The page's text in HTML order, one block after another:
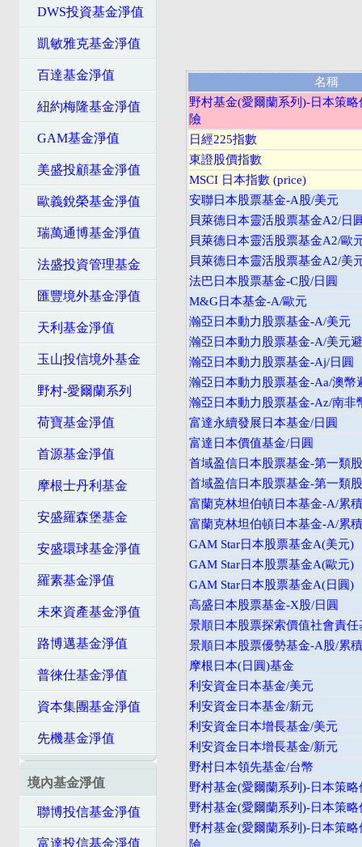
DWS投資基金淨值
凱敏雅克基金淨值
百達基金淨值
紐約梅隆基金淨值
GAM基金淨值
美盛投顧基金淨值
歐義銳榮基金淨值
瑞萬通博基金淨值
法盛投資管理基金
匯豐境外基金淨值
天利基金淨值
玉山投信境外基金
野村-愛爾蘭系列
荷寶基金淨值
首源基金淨值
摩根士丹利基金
安盛羅森堡基金
安盛環球基金淨值
羅素基金淨值
未來資產基金淨值
路博邁基金淨值
普徠仕基金淨值
資本集團基金淨值
先機基金淨值
境內基金淨值
聯博投信基金淨值
富達投信基金淨值
名稱
野村基金(愛爾蘭系列)-日本策
險
日經225指數
東證股價指數
MSCI 日本指數 (price)
安聯日本股票基金-A股/美元
貝萊德日本靈活股票基金A2/日
貝萊德日本靈活股票基金A2/歐
貝萊德日本靈活股票基金A2/美
法巴日本股票基金-C股/日圓
M&G日本基金-A/歐元
瀚亞日本動力股票基金-A/美元
瀚亞日本動力股票基金-A/美元
瀚亞日本動力股票基金-Aj/日圓
瀚亞日本動力股票基金-Aa/澳幣
瀚亞日本動力股票基金-Az/南非
富達永續發展日本基金/日圓
富達日本價值基金/日圓
首域盈信日本股票基金-第一類
首域盈信日本股票基金-第一類
富蘭克林坦伯頓日本基金-A/累
富蘭克林坦伯頓日本基金-A/累
GAM Star日本股票基金A(美元)
GAM Star日本股票基金A(歐元)
GAM Star日本股票基金A(日圓)
高盛日本股票基金-X股/日圓
景順日本股票探索價值社會責
景順日本股票優勢基金-A股/累
摩根日本(日圓)基金
利安資金日本基金/美元
利安資金日本基金/新元
利安資金日本增長基金/美元
利安資金日本增長基金/新元
野村日本領先基金/台幣
野村基金(愛爾蘭系列)-日本策
野村基金(愛爾蘭系列)-日本策
野村基金(愛爾蘭系列)-日本策